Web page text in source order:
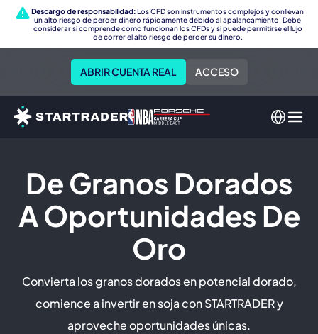
Descargo de responsabilidad:Los CFD son instrumentos complejos y conllevan
un alto riesgo de perder dinero rápidamente debido al apalancamiento. Debe
considerar si comprende cómo funcionan los CFDs y si puede permitirse el lujo
de correr el alto riesgo de perder su dinero.
ABRIR CUENTA REAL ACCESO
De Granos Dorados
A Oportunidades De
Oro
Convierta los granos dorados en potencial dorado,
comience a invertir en soja con STARTRADER y
aproveche oportunidades únicas.